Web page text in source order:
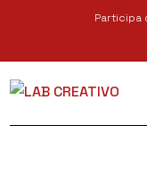
Participa